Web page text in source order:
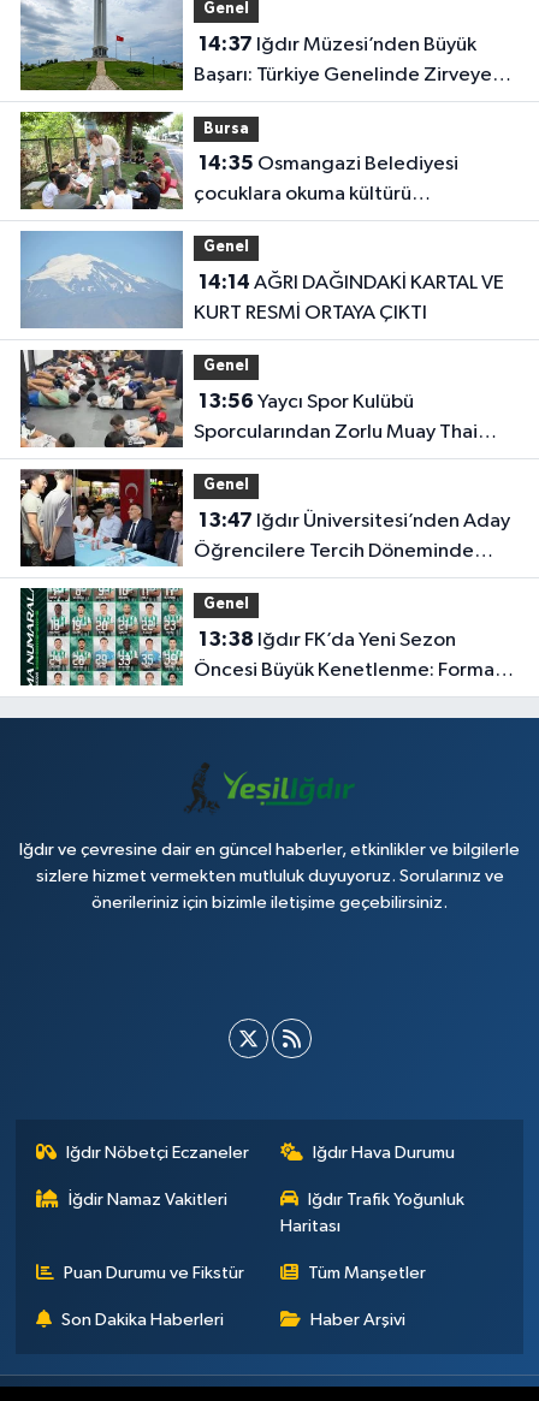
Genel
14:37
Başarı: Türkiye Genelinde Zirveye
Yerleşti!
Bursa
14:35
çocuklara okuma kültürü
kazandırıyor
Genel
14:14
KURT RESMİ ORTAYA ÇIKTI
Genel
13:56
Sporcularından Zorlu Muay Thai
Eğitimi
Genel
13:47
Öğrencilere Tercih Döneminde
Rehberlik Desteği
Genel
13:38
Öncesi Büyük Kenetlenme: Forma
Numaraları Belli Oldu
Iğdır ve çevresine dair en güncel haberler, etkinlikler ve bilgilerle
sizlere hizmet vermekten mutluluk duyuyoruz. Sorularınız ve
önerileriniz için bizimle iletişime geçebilirsiniz.
Iğdır Nöbetçi Eczaneler Iğdır Hava Durumu
İğdir Namaz Vakitleri
Iğdır Trafik Yoğunluk
Haritası
Puan Durumu ve Fikstür Tüm Manşetler
Son Dakika Haberleri Haber Arşivi